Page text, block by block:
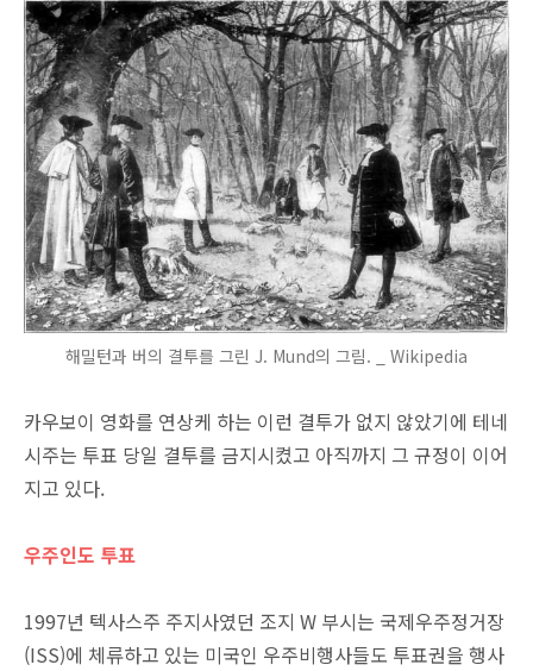
해밀턴과 버의 결투를 그린 J. Mund의 그림. _ Wikipedia
카우보이 영화를 연상케 하는 이런 결투가 없지 않았기에 테네
시주는 투표 당일 결투를 금지시켰고 아직까지 그 규정이 이어
지고 있다.
우주인도 투표
1997년 텍사스주 주지사였던 조지 W 부시는 국제우주정거장
(ISS)에 체류하고 있는 미국인 우주비행사들도 투표권을 행사